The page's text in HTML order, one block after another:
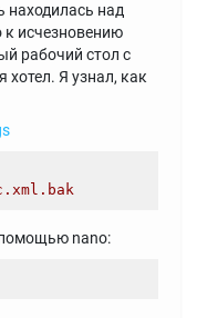
находилась над
исчезновению
рабочий стол с
хотел. Я узнал, как
nano: